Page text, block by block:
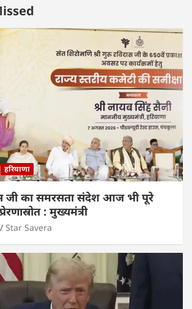
हरियाणा
जी का समरसता संदेश आज भी पूरे
: मुख्यमंत्री
Star Savera